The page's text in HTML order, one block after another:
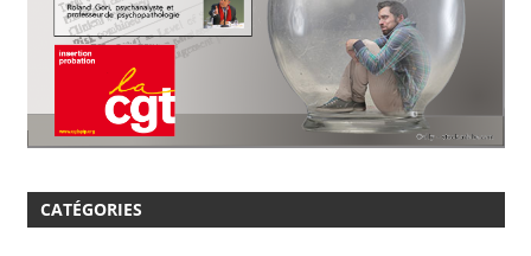
CATÉGORIES